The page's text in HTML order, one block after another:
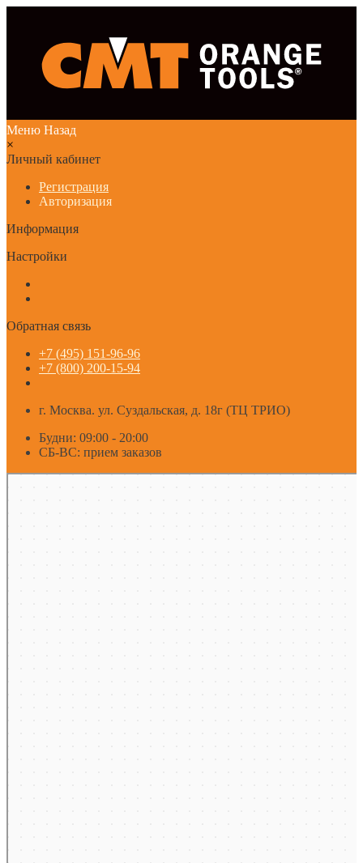
Меню Назад
×
Личный кабинет
Регистрация
Авторизация
Информация
Настройки
Обратная связь
+7 (495) 151-96-96
+7 (800) 200-15-94
г. Москва. ул. Суздальская, д. 18г (ТЦ ТРИО)
Будни: 09:00 - 20:00
СБ-ВС: прием заказов